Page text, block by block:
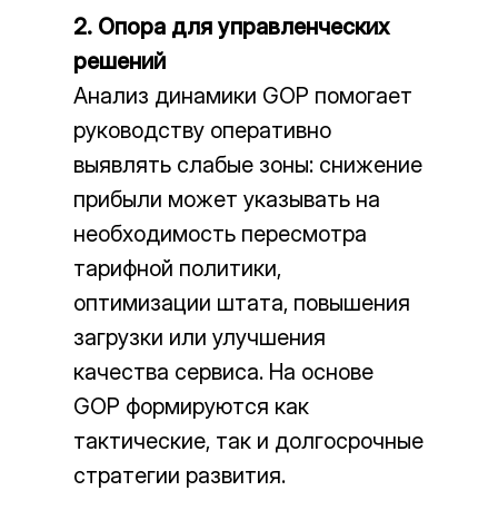
2. Опора для управленческих
решений
Анализ динамики GOP помогает
руководству оперативно
выявлять слабые зоны: снижение
прибыли может указывать на
необходимость пересмотра
тарифной политики,
оптимизации штата, повышения
загрузки или улучшения
качества сервиса. На основе
GOP формируются как
тактические, так и долгосрочные
стратегии развития.